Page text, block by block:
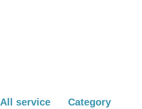
All service Category